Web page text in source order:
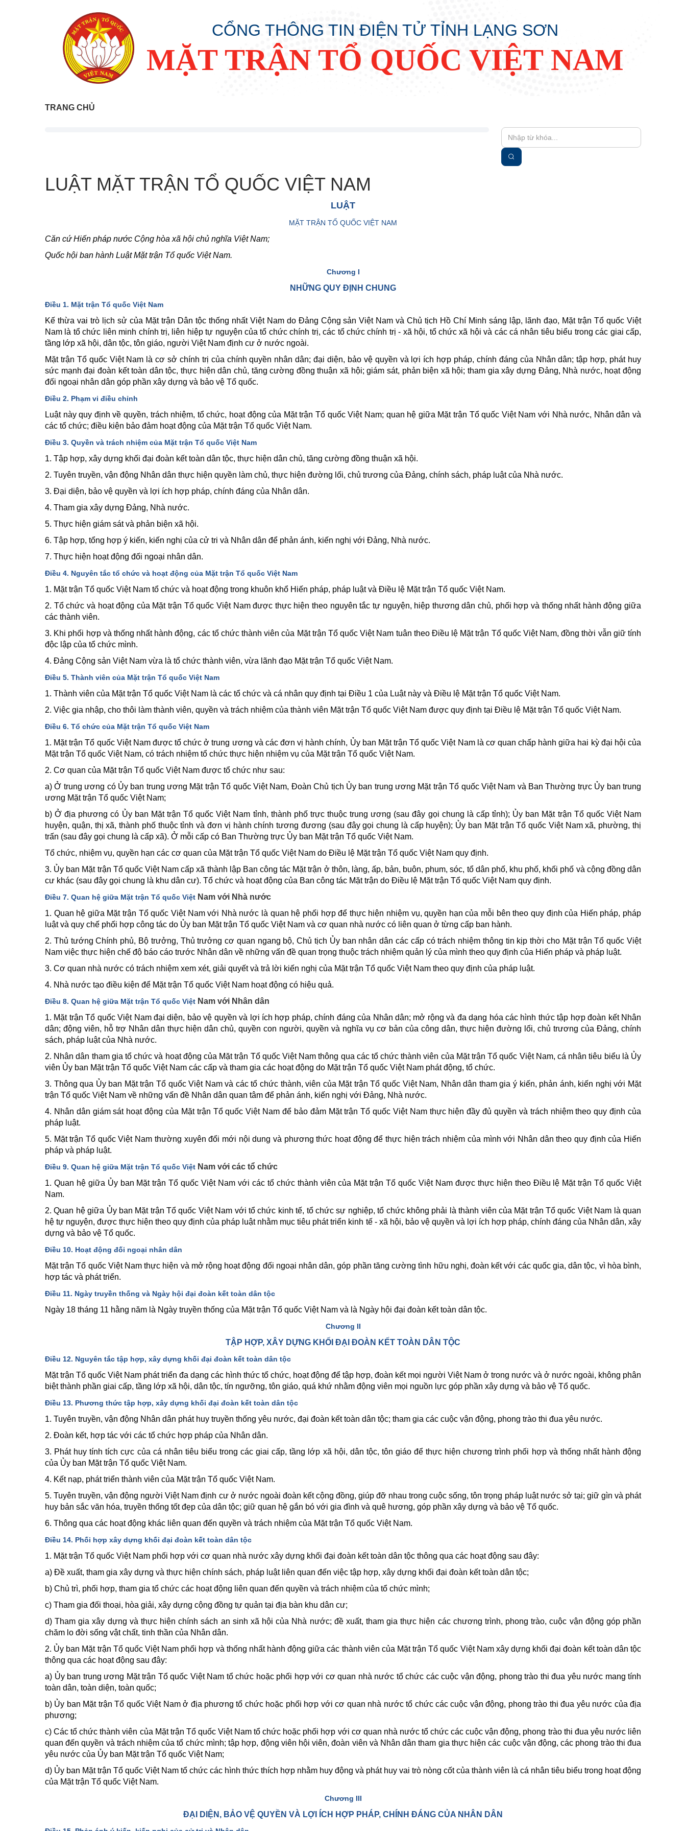
CỔNG THÔNG TIN ĐIỆN TỬ TỈNH LẠNG SƠN
MẶT TRẬN TỔ QUỐC VIỆT NAM
TRANG CHỦ
LUẬT MẶT TRẬN TỔ QUỐC VIỆT NAM
LUẬT
MẶT TRẬN TỔ QUỐC VIỆT NAM
Căn cứ Hiến pháp nước Cộng hòa xã hội chủ nghĩa Việt Nam;
Quốc hội ban hành Luật Mặt trận Tổ quốc Việt Nam.
Chương I
NHỮNG QUY ĐỊNH CHUNG
Điều 1. Mặt trận Tổ quốc Việt Nam
Kế thừa vai trò lịch sử của Mặt trận Dân tộc thống nhất Việt Nam do Đảng Cộng sản Việt Nam và Chủ tịch Hồ Chí Minh sáng lập, lãnh đạo, Mặt trận Tổ quốc Việt
Nam là tổ chức liên minh chính trị, liên hiệp tự nguyện của tổ chức chính trị, các tổ chức chính trị - xã hội, tổ chức xã hội và các cá nhân tiêu biểu trong các giai cấp,
tầng lớp xã hội, dân tộc, tôn giáo, người Việt Nam định cư ở nước ngoài.
Mặt trận Tổ quốc Việt Nam là cơ sở chính trị của chính quyền nhân dân; đại diện, bảo vệ quyền và lợi ích hợp pháp, chính đáng của Nhân dân; tập hợp, phát huy
sức mạnh đại đoàn kết toàn dân tộc, thực hiện dân chủ, tăng cường đồng thuận xã hội; giám sát, phản biện xã hội; tham gia xây dựng Đảng, Nhà nước, hoạt động
đối ngoại nhân dân góp phần xây dựng và bảo vệ Tổ quốc.
Điều 2. Phạm vi điều chỉnh
Luật này quy định về quyền, trách nhiệm, tổ chức, hoạt động của Mặt trận Tổ quốc Việt Nam; quan hệ giữa Mặt trận Tổ quốc Việt Nam với Nhà nước, Nhân dân và
các tổ chức; điều kiện bảo đảm hoạt động của Mặt trận Tổ quốc Việt Nam.
Điều 3. Quyền và trách nhiệm của Mặt trận Tổ quốc Việt Nam
1. Tập hợp, xây dựng khối đại đoàn kết toàn dân tộc, thực hiện dân chủ, tăng cường đồng thuận xã hội.
2. Tuyên truyền, vận động Nhân dân thực hiện quyền làm chủ, thực hiện đường lối, chủ trương của Đảng, chính sách, pháp luật của Nhà nước.
3. Đại diện, bảo vệ quyền và lợi ích hợp pháp, chính đáng của Nhân dân.
4. Tham gia xây dựng Đảng, Nhà nước.
5. Thực hiện giám sát và phản biện xã hội.
6. Tập hợp, tổng hợp ý kiến, kiến nghị của cử tri và Nhân dân để phản ánh, kiến nghị với Đảng, Nhà nước.
7. Thực hiện hoạt động đối ngoại nhân dân.
Điều 4. Nguyên tắc tổ chức và hoạt động của Mặt trận Tổ quốc Việt Nam
1. Mặt trận Tổ quốc Việt Nam tổ chức và hoạt động trong khuôn khổ Hiến pháp, pháp luật và Điều lệ Mặt trận Tổ quốc Việt Nam.
2. Tổ chức và hoạt động của Mặt trận Tổ quốc Việt Nam được thực hiện theo nguyên tắc tự nguyện, hiệp thương dân chủ, phối hợp và thống nhất hành động giữa
các thành viên.
3. Khi phối hợp và thống nhất hành động, các tổ chức thành viên của Mặt trận Tổ quốc Việt Nam tuân theo Điều lệ Mặt trận Tổ quốc Việt Nam, đồng thời vẫn giữ tính
độc lập của tổ chức mình.
4. Đảng Cộng sản Việt Nam vừa là tổ chức thành viên, vừa lãnh đạo Mặt trận Tổ quốc Việt Nam.
Điều 5. Thành viên của Mặt trận Tổ quốc Việt Nam
1. Thành viên của Mặt trận Tổ quốc Việt Nam là các tổ chức và cá nhân quy định tại Điều 1 của Luật này và Điều lệ Mặt trận Tổ quốc Việt Nam.
2. Việc gia nhập, cho thôi làm thành viên, quyền và trách nhiệm của thành viên Mặt trận Tổ quốc Việt Nam được quy định tại Điều lệ Mặt trận Tổ quốc Việt Nam.
Điều 6. Tổ chức của Mặt trận Tổ quốc Việt Nam
1. Mặt trận Tổ quốc Việt Nam được tổ chức ở trung ương và các đơn vị hành chính, Ủy ban Mặt trận Tổ quốc Việt Nam là cơ quan chấp hành giữa hai kỳ đại hội của
Mặt trận Tổ quốc Việt Nam, có trách nhiệm tổ chức thực hiện nhiệm vụ của Mặt trận Tổ quốc Việt Nam.
2. Cơ quan của Mặt trận Tổ quốc Việt Nam được tổ chức như sau:
a) Ở trung ương có Ủy ban trung ương Mặt trận Tổ quốc Việt Nam, Đoàn Chủ tịch Ủy ban trung ương Mặt trận Tổ quốc Việt Nam và Ban Thường trực Ủy ban trung
ương Mặt trận Tổ quốc Việt Nam;
b) Ở địa phương có Ủy ban Mặt trận Tổ quốc Việt Nam tỉnh, thành phố trực thuộc trung ương (sau đây gọi chung là cấp tỉnh); Ủy ban Mặt trận Tổ quốc Việt Nam
huyện, quận, thị xã, thành phố thuộc tỉnh và đơn vị hành chính tương đương (sau đây gọi chung là cấp huyện); Ủy ban Mặt trận Tổ quốc Việt Nam xã, phường, thị
trấn (sau đây gọi chung là cấp xã). Ở mỗi cấp có Ban Thường trực Ủy ban Mặt trận Tổ quốc Việt Nam.
Tổ chức, nhiệm vụ, quyền hạn các cơ quan của Mặt trận Tổ quốc Việt Nam do Điều lệ Mặt trận Tổ quốc Việt Nam quy định.
3. Ủy ban Mặt trận Tổ quốc Việt Nam cấp xã thành lập Ban công tác Mặt trận ở thôn, làng, ấp, bản, buôn, phum, sóc, tổ dân phố, khu phố, khối phố và cộng đồng dân
cư khác (sau đây gọi chung là khu dân cư). Tổ chức và hoạt động của Ban công tác Mặt trận do Điều lệ Mặt trận Tổ quốc Việt Nam quy định.
Điều 7. Quan hệ giữa Mặt trận Tổ quốc Việt Nam với Nhà nước
1. Quan hệ giữa Mặt trận Tổ quốc Việt Nam với Nhà nước là quan hệ phối hợp để thực hiện nhiệm vụ, quyền hạn của mỗi bên theo quy định của Hiến pháp, pháp
luật và quy chế phối hợp công tác do Ủy ban Mặt trận Tổ quốc Việt Nam và cơ quan nhà nước có liên quan ở từng cấp ban hành.
2. Thủ tướng Chính phủ, Bộ trưởng, Thủ trưởng cơ quan ngang bộ, Chủ tịch Ủy ban nhân dân các cấp có trách nhiệm thông tin kịp thời cho Mặt trận Tổ quốc Việt
Nam việc thực hiện chế độ báo cáo trước Nhân dân về những vấn đề quan trọng thuộc trách nhiệm quản lý của mình theo quy định của Hiến pháp và pháp luật.
3. Cơ quan nhà nước có trách nhiệm xem xét, giải quyết và trả lời kiến nghị của Mặt trận Tổ quốc Việt Nam theo quy định của pháp luật.
4. Nhà nước tạo điều kiện để Mặt trận Tổ quốc Việt Nam hoạt động có hiệu quả.
Điều 8. Quan hệ giữa Mặt trận Tổ quốc Việt Nam với Nhân dân
1. Mặt trận Tổ quốc Việt Nam đại diện, bảo vệ quyền và lợi ích hợp pháp, chính đáng của Nhân dân; mở rộng và đa dạng hóa các hình thức tập hợp đoàn kết Nhân
dân; động viên, hỗ trợ Nhân dân thực hiện dân chủ, quyền con người, quyền và nghĩa vụ cơ bản của công dân, thực hiện đường lối, chủ trương của Đảng, chính
sách, pháp luật của Nhà nước.
2. Nhân dân tham gia tổ chức và hoạt động của Mặt trận Tổ quốc Việt Nam thông qua các tổ chức thành viên của Mặt trận Tổ quốc Việt Nam, cá nhân tiêu biểu là Ủy
viên Ủy ban Mặt trận Tổ quốc Việt Nam các cấp và tham gia các hoạt động do Mặt trận Tổ quốc Việt Nam phát động, tổ chức.
3. Thông qua Ủy ban Mặt trận Tổ quốc Việt Nam và các tổ chức thành, viên của Mặt trận Tổ quốc Việt Nam, Nhân dân tham gia ý kiến, phản ánh, kiến nghị với Mặt
trận Tổ quốc Việt Nam về những vấn đề Nhân dân quan tâm để phản ánh, kiến nghị với Đảng, Nhà nước.
4. Nhân dân giám sát hoạt động của Mặt trận Tổ quốc Việt Nam để bảo đảm Mặt trận Tổ quốc Việt Nam thực hiện đầy đủ quyền và trách nhiệm theo quy định của
pháp luật.
5. Mặt trận Tổ quốc Việt Nam thường xuyên đổi mới nội dung và phương thức hoạt động để thực hiện trách nhiệm của mình với Nhân dân theo quy định của Hiến
pháp và pháp luật.
Điều 9. Quan hệ giữa Mặt trận Tổ quốc Việt Nam với các tổ chức
1. Quan hệ giữa Ủy ban Mặt trận Tổ quốc Việt Nam với các tổ chức thành viên của Mặt trận Tổ quốc Việt Nam được thực hiện theo Điều lệ Mặt trận Tổ quốc Việt
Nam.
2. Quan hệ giữa Ủy ban Mặt trận Tổ quốc Việt Nam với tổ chức kinh tế, tổ chức sự nghiệp, tổ chức không phải là thành viên của Mặt trận Tổ quốc Việt Nam là quan
hệ tự nguyện, được thực hiện theo quy định của pháp luật nhằm mục tiêu phát triển kinh tế - xã hội, bảo vệ quyền và lợi ích hợp pháp, chính đáng của Nhân dân, xây
dựng và bảo vệ Tổ quốc.
Điều 10. Hoạt động đối ngoại nhân dân
Mặt trận Tổ quốc Việt Nam thực hiện và mở rộng hoạt động đối ngoại nhân dân, góp phần tăng cường tình hữu nghị, đoàn kết với các quốc gia, dân tộc, vì hòa bình,
hợp tác và phát triển.
Điều 11. Ngày truyền thống và Ngày hội đại đoàn kết toàn dân tộc
Ngày 18 tháng 11 hằng năm là Ngày truyền thống của Mặt trận Tổ quốc Việt Nam và là Ngày hội đại đoàn kết toàn dân tộc.
Chương II
TẬP HỢP, XÂY DỰNG KHỐI ĐẠI ĐOÀN KẾT TOÀN DÂN TỘC
Điều 12. Nguyên tắc tập hợp, xây dựng khối đại đoàn kết toàn dân tộc
Mặt trận Tổ quốc Việt Nam phát triển đa dạng các hình thức tổ chức, hoạt động để tập hợp, đoàn kết mọi người Việt Nam ở trong nước và ở nước ngoài, không phân
biệt thành phần giai cấp, tầng lớp xã hội, dân tộc, tín ngưỡng, tôn giáo, quá khứ nhằm động viên mọi nguồn lực góp phần xây dựng và bảo vệ Tổ quốc.
Điều 13. Phương thức tập hợp, xây dựng khối đại đoàn kết toàn dân tộc
1. Tuyên truyền, vận động Nhân dân phát huy truyền thống yêu nước, đại đoàn kết toàn dân tộc; tham gia các cuộc vận động, phong trào thi đua yêu nước.
2. Đoàn kết, hợp tác với các tổ chức hợp pháp của Nhân dân.
3. Phát huy tính tích cực của cá nhân tiêu biểu trong các giai cấp, tầng lớp xã hội, dân tộc, tôn giáo để thực hiện chương trình phối hợp và thống nhất hành động
của Ủy ban Mặt trận Tổ quốc Việt Nam.
4. Kết nạp, phát triển thành viên của Mặt trận Tổ quốc Việt Nam.
5. Tuyên truyền, vận động người Việt Nam định cư ở nước ngoài đoàn kết cộng đồng, giúp đỡ nhau trong cuộc sống, tôn trọng pháp luật nước sở tại; giữ gìn và phát
huy bản sắc văn hóa, truyền thống tốt đẹp của dân tộc; giữ quan hệ gắn bó với gia đình và quê hương, góp phần xây dựng và bảo vệ Tổ quốc.
6. Thông qua các hoạt động khác liên quan đến quyền và trách nhiệm của Mặt trận Tổ quốc Việt Nam.
Điều 14. Phối hợp xây dựng khối đại đoàn kết toàn dân tộc
1. Mặt trận Tổ quốc Việt Nam phối hợp với cơ quan nhà nước xây dựng khối đại đoàn kết toàn dân tộc thông qua các hoạt động sau đây:
a) Đề xuất, tham gia xây dựng và thực hiện chính sách, pháp luật liên quan đến việc tập hợp, xây dựng khối đại đoàn kết toàn dân tộc;
b) Chủ trì, phối hợp, tham gia tổ chức các hoạt động liên quan đến quyền và trách nhiệm của tổ chức mình;
c) Tham gia đối thoại, hòa giải, xây dựng cộng đồng tự quản tại địa bàn khu dân cư;
d) Tham gia xây dựng và thực hiện chính sách an sinh xã hội của Nhà nước; đề xuất, tham gia thực hiện các chương trình, phong trào, cuộc vận động góp phần
chăm lo đời sống vật chất, tinh thần của Nhân dân.
2. Ủy ban Mặt trận Tổ quốc Việt Nam phối hợp và thống nhất hành động giữa các thành viên của Mặt trận Tổ quốc Việt Nam xây dựng khối đại đoàn kết toàn dân tộc
thông qua các hoạt động sau đây:
a) Ủy ban trung ương Mặt trận Tổ quốc Việt Nam tổ chức hoặc phối hợp với cơ quan nhà nước tổ chức các cuộc vận động, phong trào thi đua yêu nước mang tính
toàn dân, toàn diện, toàn quốc;
b) Ủy ban Mặt trận Tổ quốc Việt Nam ở địa phương tổ chức hoặc phối hợp với cơ quan nhà nước tổ chức các cuộc vận động, phong trào thi đua yêu nước của địa
phương;
c) Các tổ chức thành viên của Mặt trận Tổ quốc Việt Nam tổ chức hoặc phối hợp với cơ quan nhà nước tổ chức các cuộc vận động, phong trào thi đua yêu nước liên
quan đến quyền và trách nhiệm của tổ chức mình; tập hợp, động viên hội viên, đoàn viên và Nhân dân tham gia thực hiện các cuộc vận động, các phong trào thi đua
yêu nước của Ủy ban Mặt trận Tổ quốc Việt Nam;
d) Ủy ban Mặt trận Tổ quốc Việt Nam tổ chức các hình thức thích hợp nhằm huy động và phát huy vai trò nòng cốt của thành viên là cá nhân tiêu biểu trong hoạt động
của Mặt trận Tổ quốc Việt Nam.
Chương III
ĐẠI DIỆN, BẢO VỆ QUYỀN VÀ LỢI ÍCH HỢP PHÁP, CHÍNH ĐÁNG CỦA NHÂN DÂN